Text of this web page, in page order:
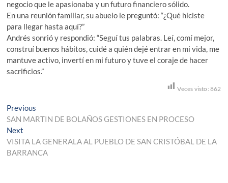
negocio que le apasionaba y un futuro financiero sólido.
En una reunión familiar, su abuelo le preguntó: “¿Qué hiciste
para llegar hasta aquí?”
Andrés sonrió y respondió: “Seguí tus palabras. Leí, comí mejor,
construí buenos hábitos, cuidé a quién dejé entrar en mi vida, me
mantuve activo, invertí en mi futuro y tuve el coraje de hacer
sacrificios.”
Veces visto: 862
Navegación
de
entradas
Previous
post:
SAN MARTIN DE BOLAÑOS GESTIONES EN PROCESO
Next
post:
VISITA LA GENERALA AL PUEBLO DE SAN CRISTÓBAL DE LA
BARRANCA